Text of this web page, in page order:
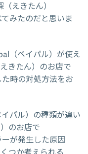
えきたん）
みたのだと思いま
（ペイパル）が使え
きたん）のお店で
時の対処方法をお
パル）の種類が違い
のお店で
が発生した原因